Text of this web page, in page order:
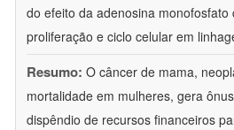
do efeito da adenosina
proliferação e ciclo celular em
Resumo: O câncer de mama,
mortalidade em mulheres, gera
dispêndio de recursos financeiros